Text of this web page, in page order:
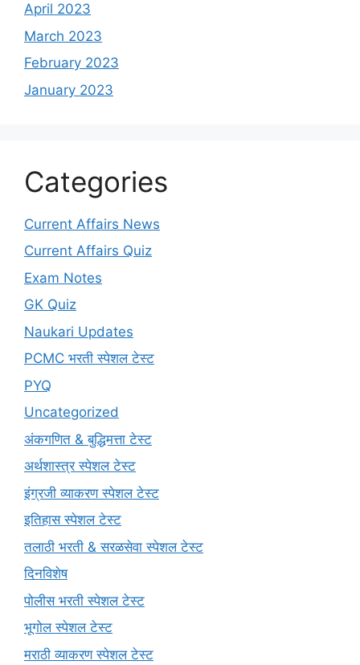
April 2023
March 2023
February 2023
January 2023
Categories
Current Affairs News
Current Affairs Quiz
Exam Notes
GK Quiz
Naukari Updates
PCMC भरती स्पेशल टेस्ट
PYQ
Uncategorized
अंकगणित & बुद्धिमत्ता टेस्ट
अर्थशास्त्र स्पेशल टेस्ट
इंग्रजी व्याकरण स्पेशल टेस्ट
इतिहास स्पेशल टेस्ट
तलाठी भरती & सरळसेवा स्पेशल टेस्ट
दिनविशेष
पोलीस भरती स्पेशल टेस्ट
भूगोल स्पेशल टेस्ट
मराठी व्याकरण स्पेशल टेस्ट